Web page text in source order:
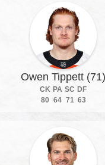
Owen Tippett (71)
CK PA SC DF
80 64 71 63